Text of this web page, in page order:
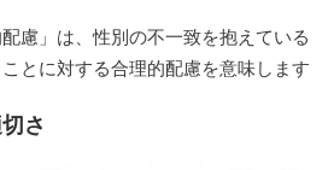
慮」は、性別の不一致を抱えている
ことに対する合理的配慮を意味します
さ